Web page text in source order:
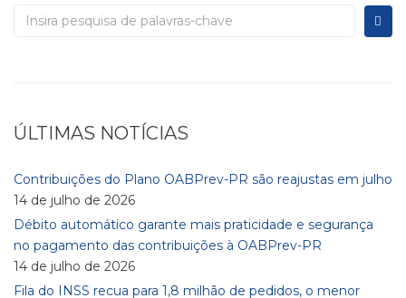
ÚLTIMAS NOTÍCIAS
Contribuições do Plano OABPrev-PR são reajustas em julho
14 de julho de 2026
Débito automático garante mais praticidade e segurança
no pagamento das contribuições à OABPrev-PR
14 de julho de 2026
Fila do INSS recua para 1,8 milhão de pedidos, o menor